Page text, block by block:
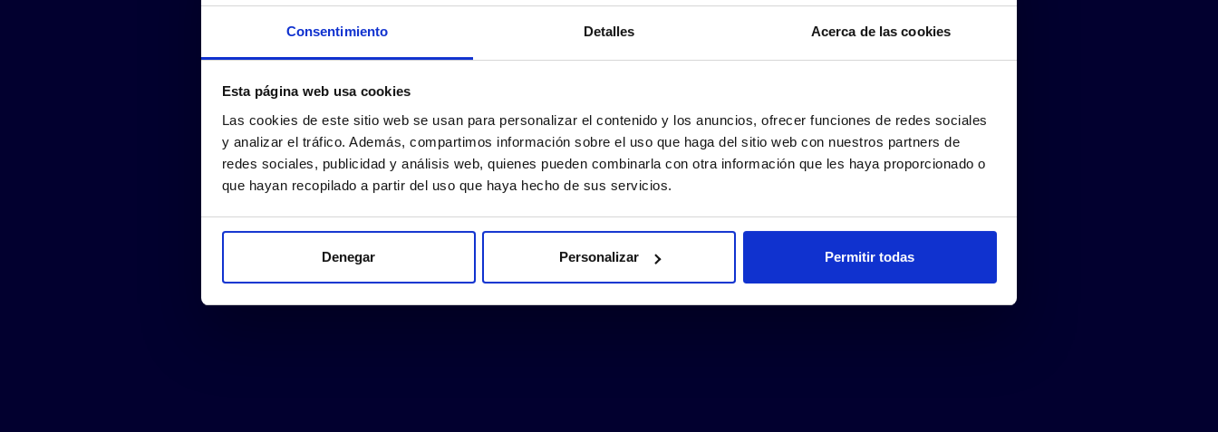
Consentimiento Detalles Acerca de las cookies
Esta página web usa cookies
Las cookies de este sitio web se usan para personalizar el contenido y los anuncios, ofrecer funciones de redes sociales
y analizar el tráfico. Además, compartimos información sobre el uso que haga del sitio web con nuestros partners de
redes sociales, publicidad y análisis web, quienes pueden combinarla con otra información que les haya proporcionado o
que hayan recopilado a partir del uso que haya hecho de sus servicios.
Denegar Personalizar Permitir todas